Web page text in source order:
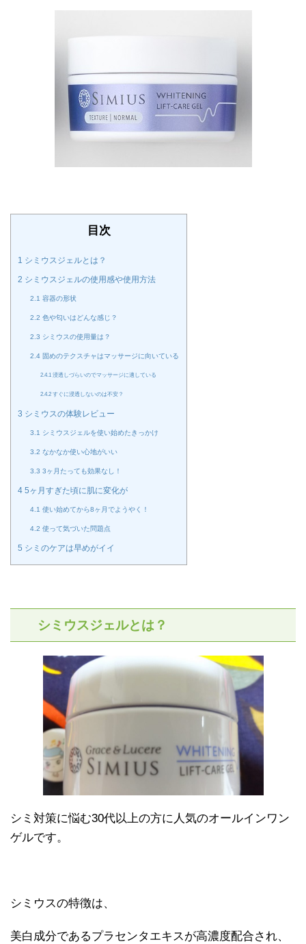
目次
1 シミウスジェルとは？
2 シミウスジェルの使用感や使用方法
2.1 容器の形状
2.2 色や匂いはどんな感じ？
2.3 シミウスの使用量は？
2.4 固めのテクスチャはマッサージに向いている
2.4.1浸透しづらいのでマッサージに適している
2.4.2すぐに浸透しないのは不安？
3 シミウスの体験レビュー
3.1 シミウスジェルを使い始めたきっかけ
3.2 なかなか使い心地がいい
3.3 3ヶ月たっても効果なし！
4 5ヶ月すぎた頃に肌に変化が
4.1 使い始めてから8ヶ月でようやく！
4.2 使って気づいた問題点
5 シミのケアは早めがイイ
シミウスジェルとは？
シミ対策に悩む30代以上の方に人気のオールインワン
ゲルです。
シミウスの特徴は、
美白成分であるプラセンタエキスが高濃度配合され、